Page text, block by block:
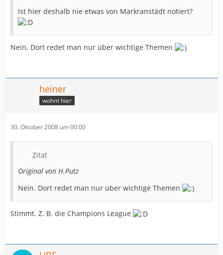
Ist hier deshalb nie etwas von Markranstädt notiert?
Nein. Dort redet man nur über wichtige Themen
heiner
wohnt hier
30. Oktober 2008 um 00:00
Zitat
Original von H.Putz
Nein. Dort redet man nur über wichtige Themen
Stimmt. Z. B. die Champions League